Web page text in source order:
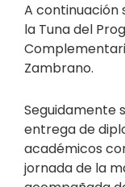
A continuación
la Tuna del
Zambrano.
Seguidamente
entrega de
académicos
jornada de la